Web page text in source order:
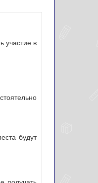
участие в
будут